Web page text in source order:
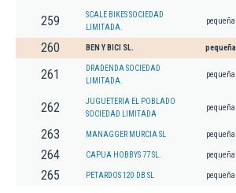
259
SCALE BIKES SOCIEDAD
LIMITADA.
pequeña
260 BEN Y BICI SL. pequeña
261
DRADENDA SOCIEDAD
LIMITADA.
pequeña
262
JUGUETERIA EL POBLADO
SOCIEDAD LIMITADA
pequeña
263 MANAGGER MURCIA SL pequeña
264 CAPUA HOBBYS 77 SL. pequeña
265 PETARDOS 120 DB SL pequeña